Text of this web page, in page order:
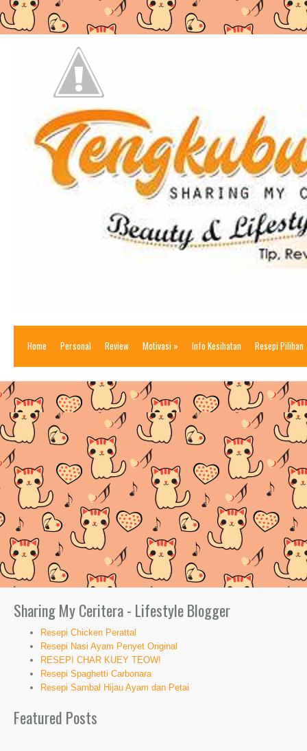
Home Personal Review Motivasi » Info Kesihatan Resepi Pilihan
Sharing My Ceritera - Lifestyle Blogger
Resepi Chicken Perattal
Resepi Nasi Ayam Penyet Original
RESEPI CHAR KUEY TEOW!
Resepi Spaghetti Carbonara
Resepi Sambal Hijau Ayam dan Petai
Featured Posts